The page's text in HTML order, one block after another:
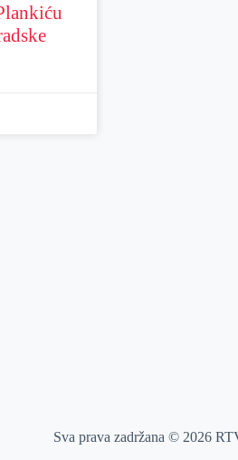
Sva prava zadržana © 2026